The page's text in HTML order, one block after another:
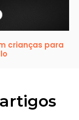
crianças para